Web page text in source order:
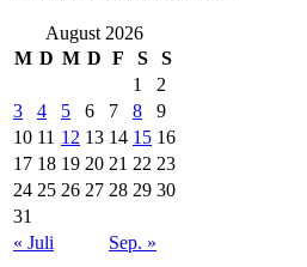
August 2026
M D M D F S
S
1
2
3
4 5 6 7 8
9
10 11 12 13 14 15 16
17 18 19 20 21 22 23
24 25 26 27 28 29 30
31
« Juli
Sep. »